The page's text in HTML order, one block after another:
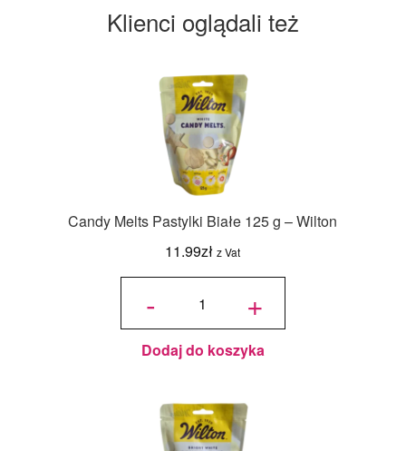
Klienci oglądali też
Candy Melts Pastylki Białe 125 g – Wilton
11.99zł z Vat
-
ilość
Pastylki
Białe
125 g -
Wilton +
Dodaj do koszyka